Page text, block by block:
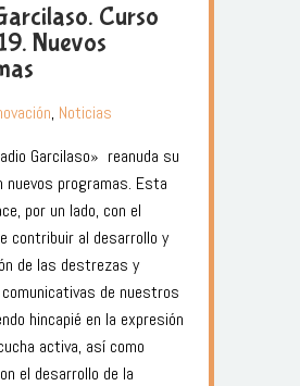
Curso
Nuevos
, Noticias
Garcilaso» reanuda su
nuevos programas. Esta
por un lado, con el
contribuir al desarrollo y
de las destrezas y
de nuestros
hincapié en la expresión
activa, así como
el desarrollo de la